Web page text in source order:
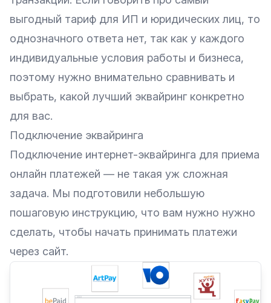
выгодный тариф для ИП и юридических лиц, то
однозначного ответа нет, так как у каждого
индивидуальные условия работы и бизнеса,
поэтому нужно внимательно сравнивать и
выбрать, какой лучший эквайринг конкретно
для вас.
Подключение эквайринга
Подключение интернет-эквайринга для приема
онлайн платежей — не такая уж сложная
задача. Мы подготовили небольшую
пошаговую инструкцию, что вам нужно нужно
сделать, чтобы начать принимать платежи
через сайт.